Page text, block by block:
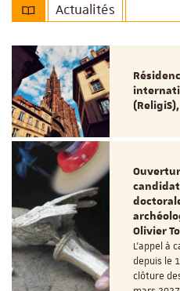
Actualités
Olivier
L’appel à
depuis le
clôture